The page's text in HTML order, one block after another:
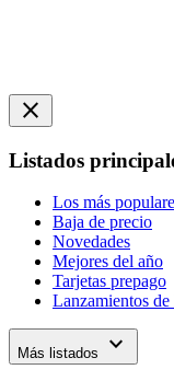
close
Listados
Los más
Baja de precio
Novedades
Mejores del año
Tarjetas prepago
Lanzamientos de
Más listados expand_more